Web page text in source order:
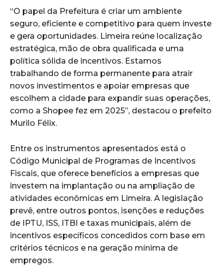
“O papel da Prefeitura é criar um ambiente
seguro, eficiente e competitivo para quem investe
e gera oportunidades. Limeira reúne localização
estratégica, mão de obra qualificada e uma
política sólida de incentivos. Estamos
trabalhando de forma permanente para atrair
novos investimentos e apoiar empresas que
escolhem a cidade para expandir suas operações,
como a Shopee fez em 2025”, destacou o prefeito
Murilo Félix.
Entre os instrumentos apresentados está o
Código Municipal de Programas de Incentivos
Fiscais, que oferece benefícios a empresas que
investem na implantação ou na ampliação de
atividades econômicas em Limeira. A legislação
prevê, entre outros pontos, isenções e reduções
de IPTU, ISS, ITBI e taxas municipais, além de
incentivos específicos concedidos com base em
critérios técnicos e na geração mínima de
empregos.